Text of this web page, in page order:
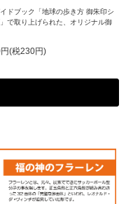
ドブック「地球の歩き方 御朱印シ
で取り上げられた、オリジナル御
(税230円)